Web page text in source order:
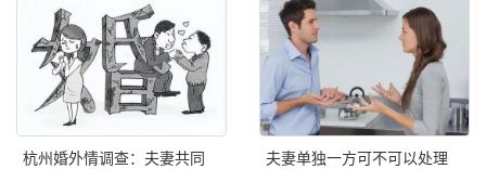
杭州婚外情调查：夫妻共同
夫妻单独一方可不可以处理